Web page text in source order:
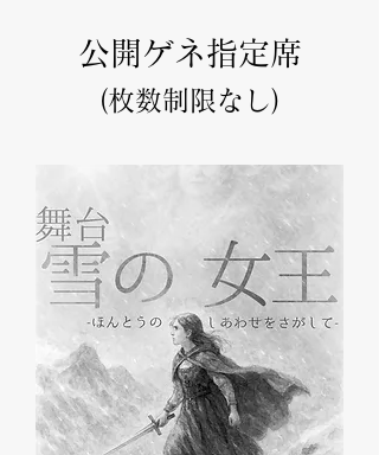
公開ゲネ指定席
(枚数制限なし)